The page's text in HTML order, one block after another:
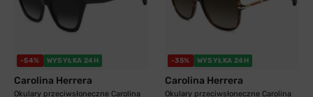
-54% WYSYŁKA 24H
Carolina Herrera
Okulary przeciwsłoneczne Carolina
-35% WYSYŁKA 24H
Carolina Herrera
Okulary przeciwsłoneczne Carolina